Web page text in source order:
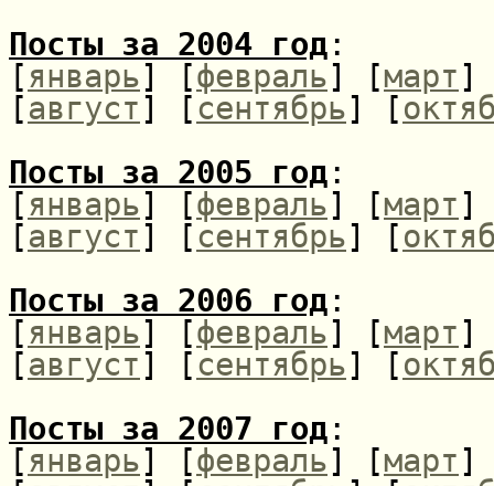
Посты за 2004 год :
[январь] [февраль] [март]
[август] [сентябрь] [
Посты за 2005 год :
[январь] [февраль] [март]
[август] [сентябрь] [
Посты за 2006 год :
[январь] [февраль] [март]
[август] [сентябрь] [
Посты за 2007 год :
[январь] [февраль] [март]